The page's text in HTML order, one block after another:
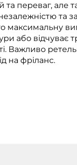
переваг, але
або
Важливо
на фріланс.